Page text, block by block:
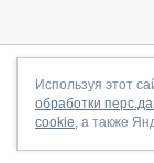
О сайте|С чего
Используя этот
обработки
cookie, а также